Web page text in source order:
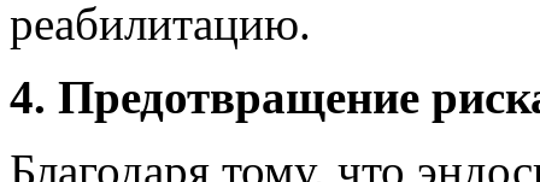
реабилитацию.
4. Предотвращение
Благодаря тому, что